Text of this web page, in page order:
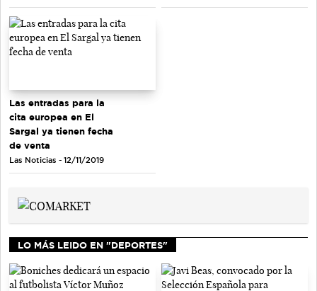
Las entradas para la
cita europea en El
Sargal ya tienen fecha
de venta
Las Noticias - 12/11/2019
LO MÁS LEIDO EN "DEPORTES"